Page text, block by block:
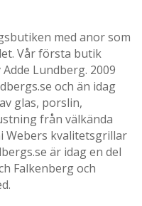
med anor som
Vår första butik
Lundberg. 2009
och än idag
glas, porslin,
från välkända
Webers kvalitetsgrillar
är idag en del
Falkenberg och